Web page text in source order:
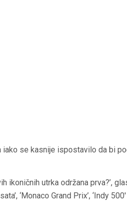
iako se kasnije ispostavilo da bi
ikoničnih utrka održana prva?’,
‘Monaco Grand Prix’, ‘Indy